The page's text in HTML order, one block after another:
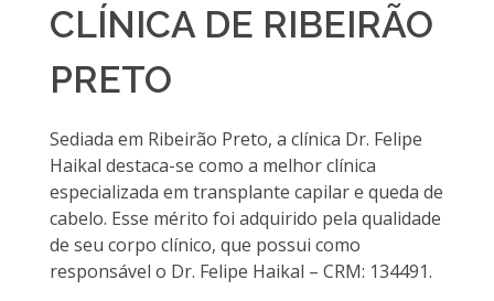
CLÍNICA DE RIBEIRÃO
PRETO
Sediada em Ribeirão Preto, a clínica Dr. Felipe
Haikal destaca-se como a melhor clínica
especializada em transplante capilar e queda de
cabelo. Esse mérito foi adquirido pela qualidade
de seu corpo clínico, que possui como
responsável o Dr. Felipe Haikal – CRM: 134491.